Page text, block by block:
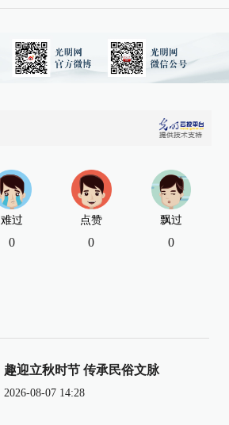
难过
0
点赞
0
飘过
0
趣迎立秋时节 传承民俗文脉
2026-08-07 14:28